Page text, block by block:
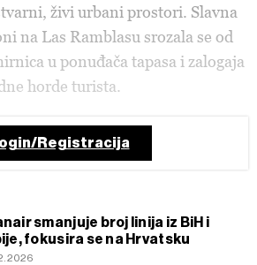
živi urbani prostori. Slavna
na Las Ramblasu srozala se od
u ponuđača tapasa i zalogaja
horde turista.
Registracija
smanjuje broj linija iz BiH i
fokusira se na Hrvatsku